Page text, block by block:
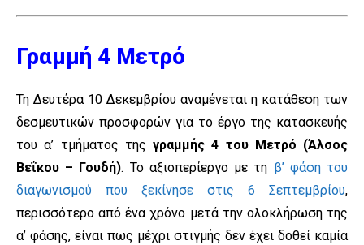
Γραμμή 4 Μετρό
Τη Δευτέρα 10 Δεκεμβρίου αναμένεται η κατάθεση των
δεσμευτικών προσφορών για το έργο της κατασκευής
του α’ τμήματος της γραμμής 4 του Μετρό (Άλσος
Βεΐκου – Γουδή). Το αξιοπερίεργο με τη β’ φάση του
διαγωνισμού που ξεκίνησε στις 6 Σεπτεμβρίου,
περισσότερο από ένα χρόνο μετά την ολοκλήρωση της
α’ φάσης, είναι πως μέχρι στιγμής δεν έχει δοθεί καμία